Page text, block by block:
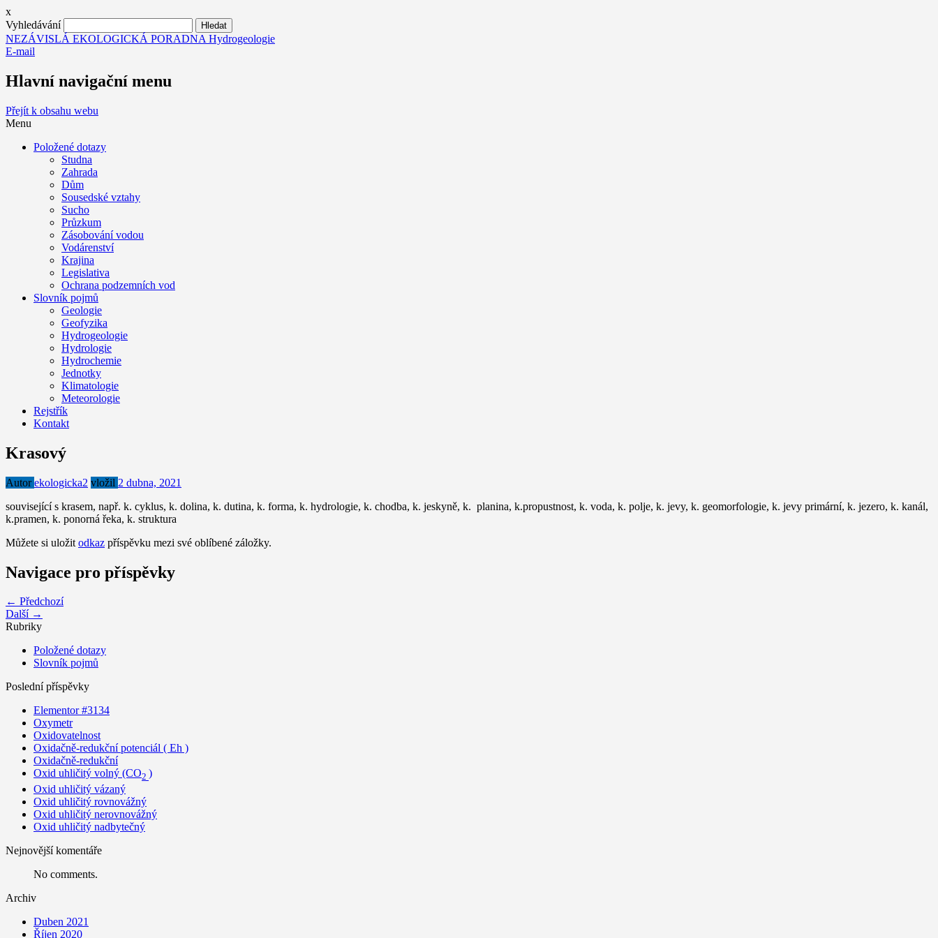
x
Vyhledávání
NEZÁVISLÁ EKOLOGICKÁ PORADNA Hydrogeologie
E-mail
Hlavní navigační menu
Přejít k obsahu webu
Menu
Položené dotazy
Studna
Zahrada
Dům
Sousedské vztahy
Sucho
Průzkum
Zásobování vodou
Vodárenství
Krajina
Legislativa
Ochrana podzemních vod
Slovník pojmů
Geologie
Geofyzika
Hydrogeologie
Hydrologie
Hydrochemie
Jednotky
Klimatologie
Meteorologie
Rejstřík
Kontakt
Krasový
Autorekologicka2 vložil 2 dubna, 2021
související s krasem, např. k. cyklus, k. dolina, k. dutina, k. forma, k. hydrologie, k. chodba, k. jeskyně, k. planina, k.propustnost, k. voda, k. polje, k. jevy, k. geomorfologie, k. jevy primární, k. jezero, k. kanál,
k.pramen, k. ponorná řeka, k. struktura
Můžete si uložit odkaz příspěvku mezi své oblíbené záložky.
Navigace pro příspěvky
← Předchozí
Další →
Rubriky
Položené dotazy
Slovník pojmů
Poslední příspěvky
Elementor #3134
Oxymetr
Oxidovatelnost
Oxidačně-redukční potenciál ( Eh )
Oxidačně-redukční
Oxid uhličitý volný (CO2 )
Oxid uhličitý vázaný
Oxid uhličitý rovnovážný
Oxid uhličitý nerovnovážný
Oxid uhličitý nadbytečný
Nejnovější komentáře
No comments.
Archiv
Duben 2021
Říjen 2020